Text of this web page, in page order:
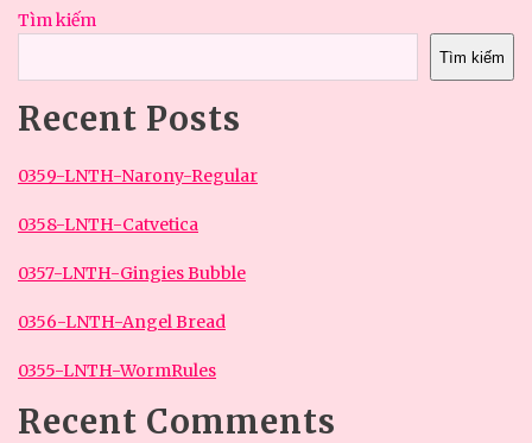
Tìm kiếm
Tìm kiếm
Recent Posts
0359-LNTH-Narony-Regular
0358-LNTH-Catvetica
0357-LNTH-Gingies Bubble
0356-LNTH-Angel Bread
0355-LNTH-WormRules
Recent Comments